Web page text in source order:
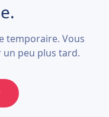
temporaire. Vous
un peu plus tard.